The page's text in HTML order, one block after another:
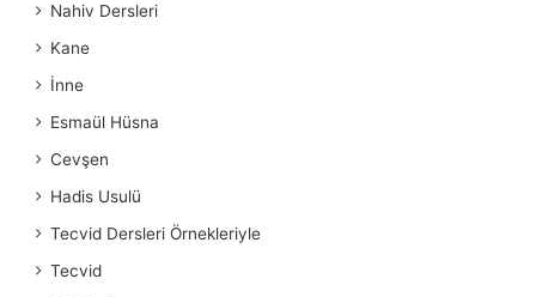
Nahiv Dersleri
Kane
İnne
Esmaül Hüsna
Cevşen
Hadis Usulü
Tecvid Dersleri Örnekleriyle
Tecvid